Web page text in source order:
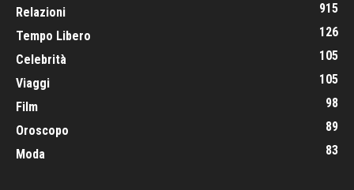
Relazioni
915
Tempo Libero
126
Celebrità
105
Viaggi
105
Film
98
Oroscopo
89
Moda
83